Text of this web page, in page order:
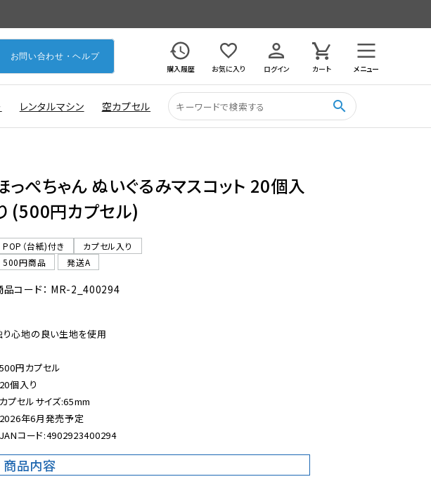
お問い合わせ・ヘルプ
購入履歴
お気に入り ログイン カート メニュー
レンタルマシン 空カプセル search
っぺちゃん ぬいぐるみマスコット 20個入
(500円カプセル)
POP（台紙)付き
カプセル入り
500円商品
発送A
品コード： MR-2_400294
り心地の良い生地を使用
500円カプセル
20個入り
カプセルサイズ:65mm
2026年6月発売予定
JANコード:4902923400294
商品内容